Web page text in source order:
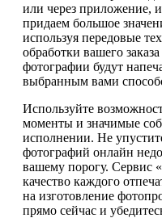
или через приложение,
придаем большое
используя передовые
обработки вашего
фотографии будут
выбранным вами
Используйте
моменты и значимые
исполнении. Не
фотографий онлайн
вашему порогу. Сервис
качество каждого
на изготовление
прямо сейчас и